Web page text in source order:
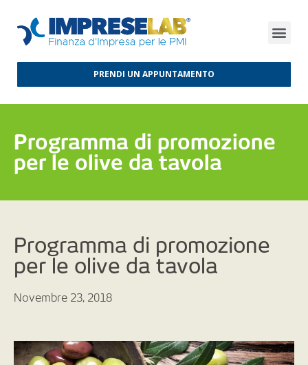
PRENDI UN APPUNTAMENTO
Programma di promozione
per le olive da tavola
Programma di promozione
per le olive da tavola
Novembre 23, 2018